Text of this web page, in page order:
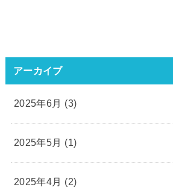
アーカイブ
2025年6月 (3)
2025年5月 (1)
2025年4月 (2)